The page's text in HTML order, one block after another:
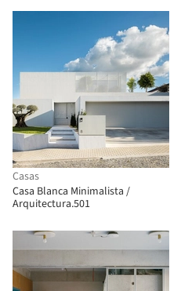
Casas
Casa Blanca Minimalista /
Arquitectura.501